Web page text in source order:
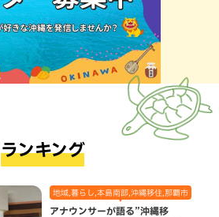
ランキング
地域,暮らし,本島南部,沖縄移住,那覇市
アナウンサーが語る”沖縄移